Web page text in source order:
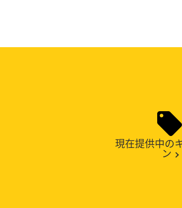
現在提供中の
ン